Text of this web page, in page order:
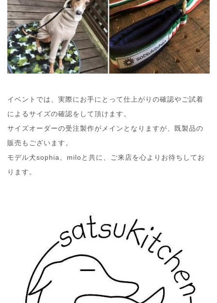
イベントでは、実際にお手にとって仕上がりの確認やご試着
によるサイズの確認をして頂けます。
サイズオーダーの受注製作がメインとなりますが、既製品の
販売もございます。
モデル犬sophia、miloと共に、ご来店を心よりお待ちしてお
ります。